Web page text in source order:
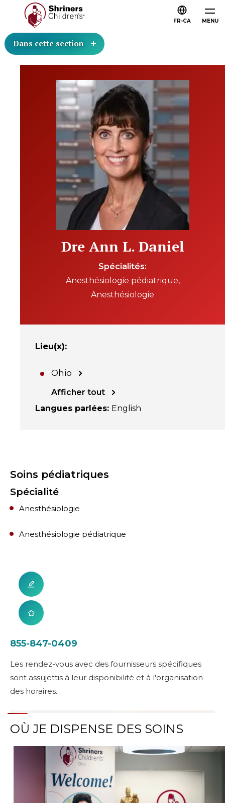
MENU
FR-CA
Dans cette section
Dre Ann L. Daniel
Spécialités
Anesthésiologie pédiatrique
Anesthésiologie
Lieu(x):
Ohio
Afficher tout
Langues parlées: English
Soins pédiatriques
Spécialité
Anesthésiologie
Anesthésiologie pédiatrique
855-847-0409
Les rendez-vous avec des fournisseurs spécifiques
sont assujettis à leur disponibilité et à l'organisation
des horaires.
OÙ JE DISPENSE DES SOINS